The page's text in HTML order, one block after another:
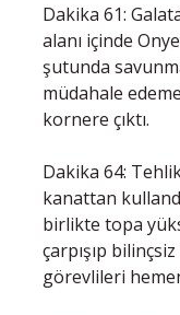
Dakika 61:
alanı içinde
şutunda
müdahale
kornere çıktı.
Dakika 64:
kanattan
birlikte topa
çarpışıp
görevlileri